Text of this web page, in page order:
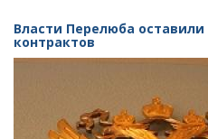
нефтяники
загадили
землю
районе
Власти Перелюба
контрактов